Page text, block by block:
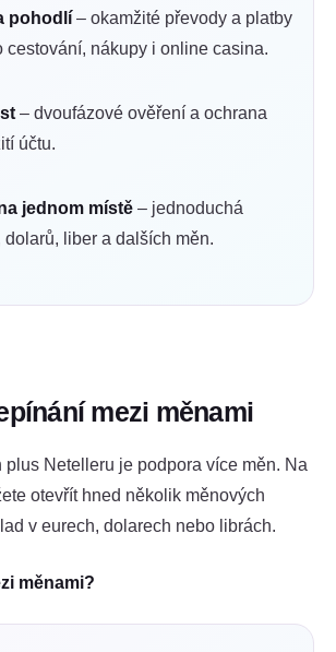
pohodlí – okamžité převody a platby
cestování, nákupy i online casina.
– dvoufázové ověření a ochrana
účtu.
jednom místě – jednoduchá
dolarů, liber a dalších měn.
mezi měnami
plus Netelleru je podpora více měn. Na
otevřít hned několik měnových
v eurech, dolarech nebo librách.
měnami?